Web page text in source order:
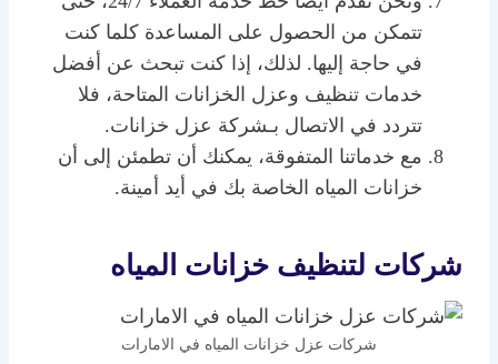
تتمكن من الحصول على المساعدة كلما كنت
في حاجة إليها. لذلك، إذا كنت تبحث عن أفضل
خدمات تنظيف وعزل الخزانات المتاحة، فلا
تتردد في الاتصال بـشركة عزل خزانات.
مع خدماتنا المتفوقة، يمكنك أن تطمئن إلى أن
خزانات المياه الخاصة بك في أيد أمينة.
شركات لتنظيف خزانات المياه
شركات عزل خزانات المياه في الامارات